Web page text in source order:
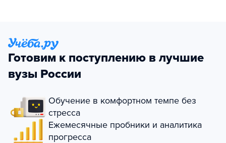
Готовим к поступлению в лучшие
вузы России
Обучение в комфортном темпе без
стресса
Ежемесячные пробники и аналитика
прогресса